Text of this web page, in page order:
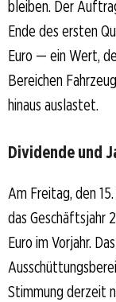
bleiben. Der
Ende des ersten
Euro — ein Wert,
Bereichen
hinaus auslastet.
Dividende und
Am Freitag, den
das Geschäftsjahr
Euro im Vorjahr.
Stimmung derzeit